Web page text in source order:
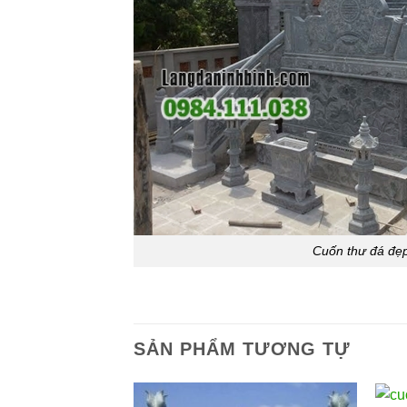
Cuốn thư đá
SẢN PHẨM TƯƠNG TỰ